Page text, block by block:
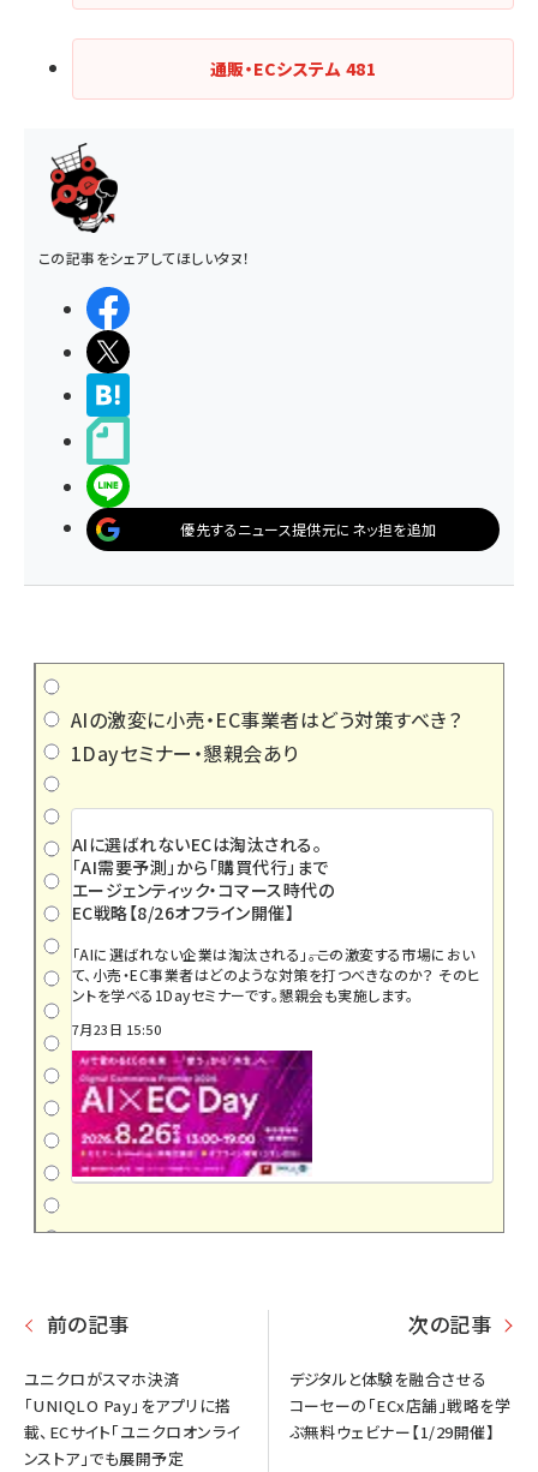
通販・ECシステム 481
この記事をシェアしてほしいタヌ！
優先するニュース提供元にネッ担を追加
AIの激変に小売・EC事業者はどう対策すべき？
1Dayセミナー・懇親会あり
AIに選ばれないECは淘汰される。
「AI需要予測」から「購買代行」まで
エージェンティック・コマース時代の
EC戦略【8/26オフライン開催】
「AIに選ばれない企業は淘汰される」――。この激変する市場におい
て、小売・EC事業者はどのような対策を打つべきなのか？ そのヒ
ントを学べる1Dayセミナーです。懇親会も実施します。
7月23日 15:50
前の記事
ユニクロがスマホ決済
「UNIQLO Pay」をアプリに搭
載、ECサイト「ユニクロオンライ
ンストア」でも展開予定
次の記事
デジタルと体験を融合させる
コーセーの「ECx店舗」戦略を学
ぶ無料ウェビナー【1/29開催】